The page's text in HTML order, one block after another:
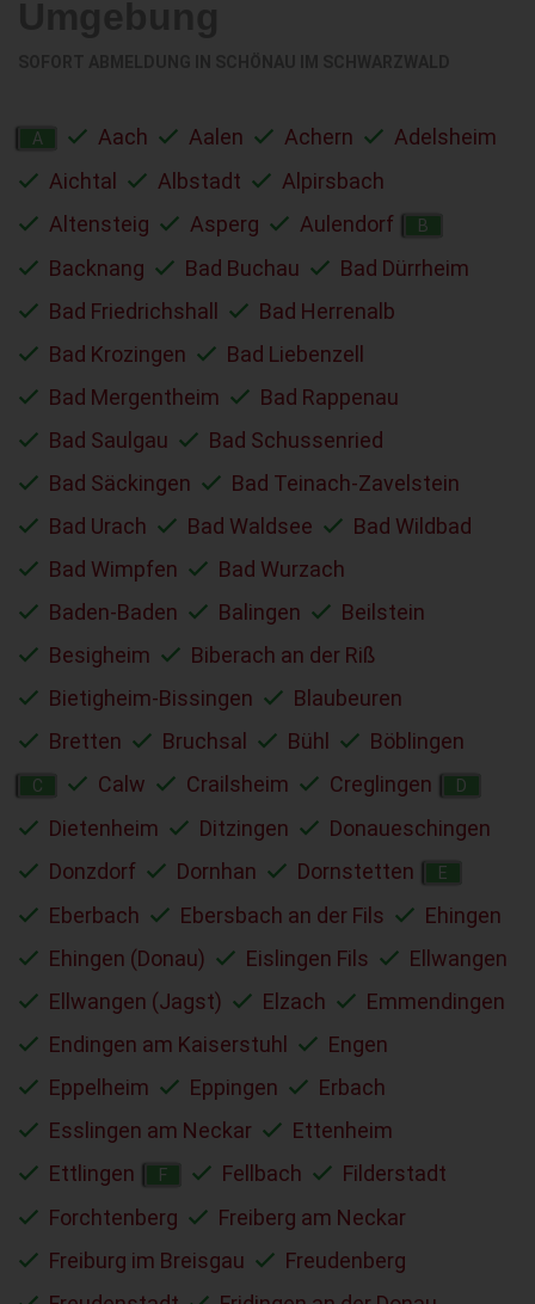
A Aach Aalen Achern
Adelsheim
Aichtal
Albstadt
Alpirsbach
Altensteig
Asperg Aulendorf B
Backnang Bad Buchau
Bad Dürrheim
Bad Friedrichshall
Bad Herrenalb
Bad Krozingen
Bad Liebenzell
Bad Mergentheim
Bad Rappenau
Bad Saulgau
Bad Schussenried
Bad Säckingen
Bad Teinach-Zavelstein
Bad Urach
Bad Waldsee
Bad Wildbad
Bad Wimpfen
Bad Wurzach
Baden-Baden
Balingen
Beilstein
Besigheim
Biberach an der Riß
Bietigheim-Bissingen
Blaubeuren
Bretten
Bruchsal Bühl Böblingen
C Calw Crailsheim Creglingen D
Dietenheim Ditzingen
Donaueschingen
Donzdorf
Dornhan Dornstetten E
Eberbach Ebersbach an der Fils
Ehingen
Ehingen (Donau)
Eislingen Fils
Ellwangen
Ellwangen (Jagst)
Elzach
Emmendingen
Endingen am Kaiserstuhl
Engen
Eppelheim
Eppingen
Erbach
Esslingen am Neckar
Ettenheim
Ettlingen
F Fellbach
Filderstadt
Forchtenberg
Freiberg am Neckar
Freiburg im Breisgau
Freudenberg